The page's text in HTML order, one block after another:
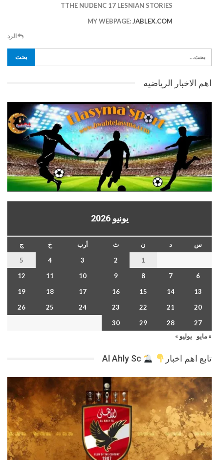
TTHE NUDENC 17 LESNIAN STORIES
MY WEBPAGE:JABLEX.COM
الرد
اهم الاخبار الرياضيه
يونيو 2026
س د ن ث أرب خ
ج
1
2
3
4
5
6
7
8
9
10
11
12
13
14
15
16
17
18
19
20
21
22
23
24
25
26
27
28
29
30
« مايو
يوليو »
تابع اهم اخبار